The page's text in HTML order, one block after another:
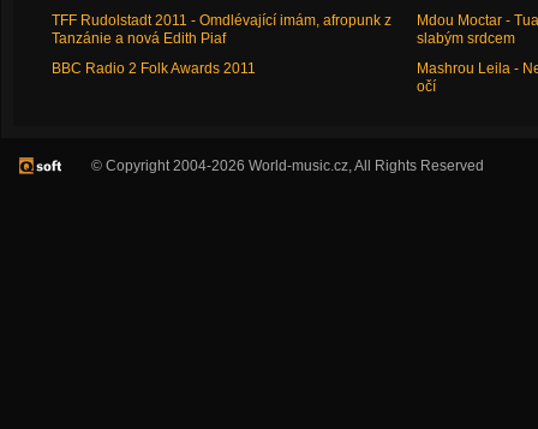
TFF Rudolstadt 2011 - Omdlévající imám, afropunk z
Tanzánie a nová Edith Piaf
BBC Radio 2 Folk Awards 2011
Mdou Moctar -
slabým srdcem
Mashrou Leila -
očí
© Copyright 2004-2026 World-music.cz, All Rights Reserved